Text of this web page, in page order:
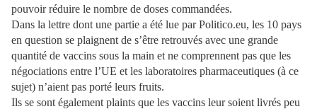
pouvoir réduire le nombre de doses commandées.
Dans la lettre dont une partie a été lue par Politico.eu, les 10 pays
en question se plaignent de s’être retrouvés avec une grande
quantité de vaccins sous la main et ne comprennent pas que les
négociations entre l’UE et les laboratoires pharmaceutiques (à ce
sujet) n’aient pas porté leurs fruits.
Ils se sont également plaints que les vaccins leur soient livrés peu